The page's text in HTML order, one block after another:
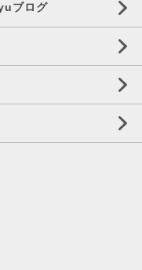
ブログ